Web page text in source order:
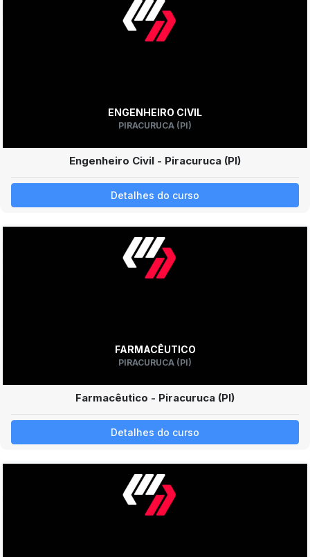
ENGENHEIRO CIVIL
PIRACURUCA (PI)
Engenheiro Civil - Piracuruca (PI)
Detalhes do curso
FARMACÊUTICO
PIRACURUCA (PI)
Farmacêutico - Piracuruca (PI)
Detalhes do curso